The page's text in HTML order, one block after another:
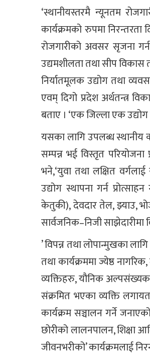
‘स्थानीयस्तरमै न्यूनतम
कार्यक्रमको रुपमा निरन्तरता
रोजगारीको अवसर सृजना
उद्यमशीलता तथा सीप विकास
निर्यातमूलक उद्योग तथा
एवम् दिगो प्रदेश अर्थतन्त्र
बताए । ‘एक जिल्ला एक उद्योग
यसका लागि उपलब्ध स्थानीय
सम्पन्न भई विस्तृत परियोजना
भने,‘युवा तथा लक्षित
उद्योग स्थापना गर्न
केतुकी), देवदार तेल, झ्याउ,
सार्वजनिक–निजी
’ विपन्न तथा लोपान्मुखका
तथा कार्यक्रममा ज्येष्ठ
व्यक्तिहरु, यौनिक अल्पसंख्यक,
संक्रमित भएका व्यक्ति
कार्यक्रम सञ्चालन गर्ने
छोरीको लालनपालन, शिक्षा
जीवनभरीको’ कार्यक्रमलाई